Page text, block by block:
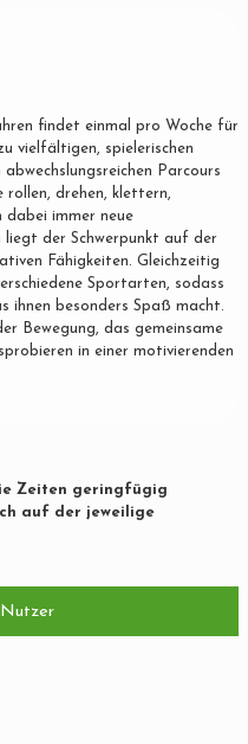
findet einmal pro Woche für
vielfältigen, spielerischen
Parcours
rollen, drehen, klettern,
dabei immer neue
liegt der Schwerpunkt auf der
Fähigkeiten. Gleichzeitig
Sportarten, sodass
ihnen besonders Spaß macht.
Bewegung, das gemeinsame
in einer motivierenden
Zeiten geringfügig
auf der jeweilige